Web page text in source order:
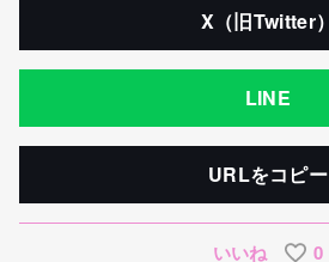
X（旧Twitter）
LINE
URLをコピー
いいね 0